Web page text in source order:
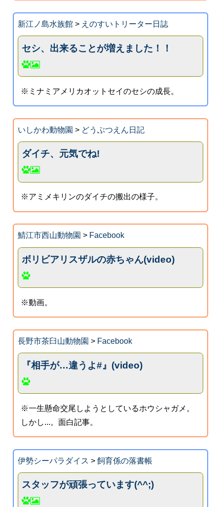
新江ノ島水族館> えのすいトリーター日誌
セシ、出来ることが増えました！！
※ミナミアメリカオットセイのセシの成長。
いしかわ動物園 > どうぶつえん日記
ダイチ、元気でね!
※アミメキリンのダイチの搬出の様子。
鯖江市西山動物園 > Facebook
ボリビアリスザルの赤ちゃん(video)
※動画。
長野市茶臼山動物園 > Facebook
『相手が…違うよ#』(video)
※一生懸命交尾しようとしているホウシャガメ。
しかし...。面白記事。
伊勢シーパラダイス > 飼育係の落書帳
スタッフが頑張っています(^^;)